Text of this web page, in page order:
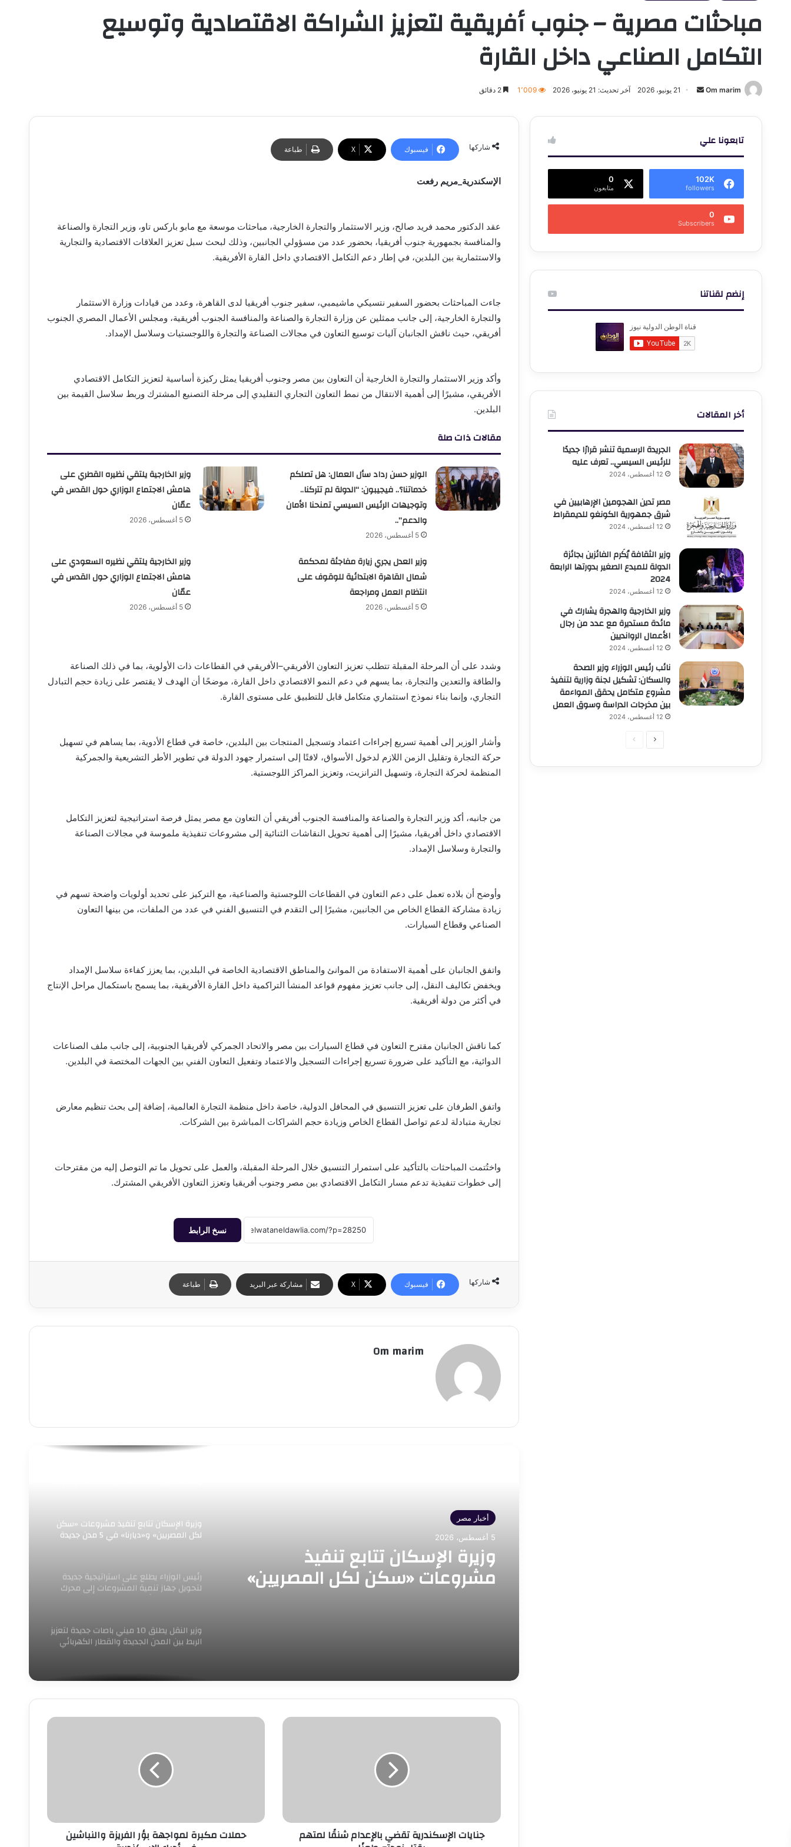
مباحثات مصرية – جنوب أفريقية لتعزيز الشراكة الاقتصادية وتوسيع
التكامل الصناعي داخل القارة
Om marim
أرسل
إلكترونيا
21 يونيو، 2026 آخر تحديث: 21 يونيو، 2026 1٬009 2 دقائق
شاركها فيسبوك ‫X طباعة
الإسكندرية_مريم رفعت
عقد الدكتور محمد فريد صالح، وزير الاستثمار والتجارة الخارجية، مباحثات موسعة مع مابو باركس تاو، وزير التجارة والصناعة
والمنافسة بجمهورية جنوب أفريقيا، بحضور عدد من مسؤولي الجانبين، وذلك لبحث سبل تعزيز العلاقات الاقتصادية والتجارية
والاستثمارية بين البلدين، في إطار دعم التكامل الاقتصادي داخل القارة الأفريقية.
جاءت المباحثات بحضور السفير نتسيكي ماشيمبي، سفير جنوب أفريقيا لدى القاهرة، وعدد من قيادات وزارة الاستثمار
والتجارة الخارجية، إلى جانب ممثلين عن وزارة التجارة والصناعة والمنافسة الجنوب أفريقية، ومجلس الأعمال المصري الجنوب
أفريقي، حيث ناقش الجانبان آليات توسيع التعاون في مجالات الصناعة والتجارة واللوجستيات وسلاسل الإمداد.
وأكد وزير الاستثمار والتجارة الخارجية أن التعاون بين مصر وجنوب أفريقيا يمثل ركيزة أساسية لتعزيز التكامل الاقتصادي
الأفريقي، مشيرًا إلى أهمية الانتقال من نمط التعاون التجاري التقليدي إلى مرحلة التصنيع المشترك وربط سلاسل القيمة بين
البلدين.
مقالات ذات صلة
الوزير حسن رداد سأل العمال: هل تصلكم
خدماتنا؟.. فيجيبون: “الدولة لم تتركنا..
وتوجيهات الرئيس السيسي تمنحنا الأمان
والدعم”..
5 أغسطس، 2026
وزير الخارجية يلتقي نظيره القطري على
هامش الاجتماع الوزاري حول القدس في
عمّان
5 أغسطس، 2026
وزير العدل يجري زيارة مفاجئة لمحكمة
شمال القاهرة الابتدائية للوقوف على
انتظام العمل ومراجعة
5 أغسطس، 2026
وزير الخارجية يلتقي نظيره السعودي على
هامش الاجتماع الوزاري حول القدس في
عمّان
5 أغسطس، 2026
وشدد على أن المرحلة المقبلة تتطلب تعزيز التعاون الأفريقي–الأفريقي في القطاعات ذات الأولوية، بما في ذلك الصناعة
والطاقة والتعدين والتجارة، بما يسهم في دعم النمو الاقتصادي داخل القارة، موضحًا أن الهدف لا يقتصر على زيادة حجم التبادل
التجاري، وإنما بناء نموذج استثماري متكامل قابل للتطبيق على مستوى القارة.
وأشار الوزير إلى أهمية تسريع إجراءات اعتماد وتسجيل المنتجات بين البلدين، خاصة في قطاع الأدوية، بما يساهم في تسهيل
حركة التجارة وتقليل الزمن اللازم لدخول الأسواق، لافتًا إلى استمرار جهود الدولة في تطوير الأطر التشريعية والجمركية
المنظمة لحركة التجارة، وتسهيل الترانزيت، وتعزيز المراكز اللوجستية.
من جانبه، أكد وزير التجارة والصناعة والمنافسة الجنوب أفريقي أن التعاون مع مصر يمثل فرصة استراتيجية لتعزيز التكامل
الاقتصادي داخل أفريقيا، مشيرًا إلى أهمية تحويل النقاشات الثنائية إلى مشروعات تنفيذية ملموسة في مجالات الصناعة
والتجارة وسلاسل الإمداد.
وأوضح أن بلاده تعمل على دعم التعاون في القطاعات اللوجستية والصناعية، مع التركيز على تحديد أولويات واضحة تسهم في
زيادة مشاركة القطاع الخاص من الجانبين، مشيرًا إلى التقدم في التنسيق الفني في عدد من الملفات، من بينها التعاون
الصناعي وقطاع السيارات.
واتفق الجانبان على أهمية الاستفادة من الموانئ والمناطق الاقتصادية الخاصة في البلدين، بما يعزز كفاءة سلاسل الإمداد
ويخفض تكاليف النقل، إلى جانب تعزيز مفهوم قواعد المنشأ التراكمية داخل القارة الأفريقية، بما يسمح باستكمال مراحل الإنتاج
في أكثر من دولة أفريقية.
كما ناقش الجانبان مقترح التعاون في قطاع السيارات بين مصر والاتحاد الجمركي لأفريقيا الجنوبية، إلى جانب ملف الصناعات
الدوائية، مع التأكيد على ضرورة تسريع إجراءات التسجيل والاعتماد وتفعيل التعاون الفني بين الجهات المختصة في البلدين.
واتفق الطرفان على تعزيز التنسيق في المحافل الدولية، خاصة داخل منظمة التجارة العالمية، إضافة إلى بحث تنظيم معارض
تجارية متبادلة لدعم تواصل القطاع الخاص وزيادة حجم الشراكات المباشرة بين الشركات.
واختُتمت المباحثات بالتأكيد على استمرار التنسيق خلال المرحلة المقبلة، والعمل على تحويل ما تم التوصل إليه من مقترحات
إلى خطوات تنفيذية تدعم مسار التكامل الاقتصادي بين مصر وجنوب أفريقيا وتعزز التعاون الأفريقي المشترك.
نسخ الرابط
شاركها فيسبوك ‫X مشاركة عبر البريد طباعة
Om marim
أخبار مصر
5 أغسطس، 2026
وزيرة الإسكان تتابع تنفيذ
مشروعات «سكن لكل المصريين»
و«ديارنا» في 5 مدن جديدة
وزيرة الإسكان تتابع تنفيذ مشروعات «سكن
لكل المصريين» و«ديارنا» في 5 مدن جديدة
رئيس الوزراء يطلع على استراتيجية جديدة
لتحويل جهاز تنمية المشروعات إلى محرك
للنمو وريادة الأعمال
وزير النقل يطلق 10 ميني باصات جديدة لتعزيز
الربط بين المدن الجديدة والقطار الكهربائي
جنايات
طعنًا
جنايات الإسكندرية تقضي بالإعدام شنقًا لمتهم
حملات
الإسكندرية
حملات مكبرة لمواجهة بؤر الفريزة والنباشين
تابعونا علي
102K
followers
0
متابعون
0
Subscribers
إنضم لقناتنا
أخر المقالات
الجريدة الرسمية تنشر قرارًا جديدًا
للرئيس السيسي.. تعرف عليه
12 أغسطس، 2024
مصر تدين الهجومين الإرهابيين في
شرق جمهورية الكونغو للديمقراط
12 أغسطس، 2024
وزير الثقافة يُكَرم الفائزين بجائزة
الدولة للمبدع الصغير بدورتها الرابعة
2024
12 أغسطس، 2024
وزير الخارجية والهجرة يشارك في
مائدة مستديرة مع عدد من رجال
الأعمال الروانديين
12 أغسطس، 2024
نائب رئيس الوزراء وزير الصحة
والسكان: تشكيل لجنة وزارية لتنفيذ
مشروع متكامل يحقق المواءمة
بين مخرجات الدراسة وسوق العمل
12 أغسطس، 2024
الصفحةالصفحة